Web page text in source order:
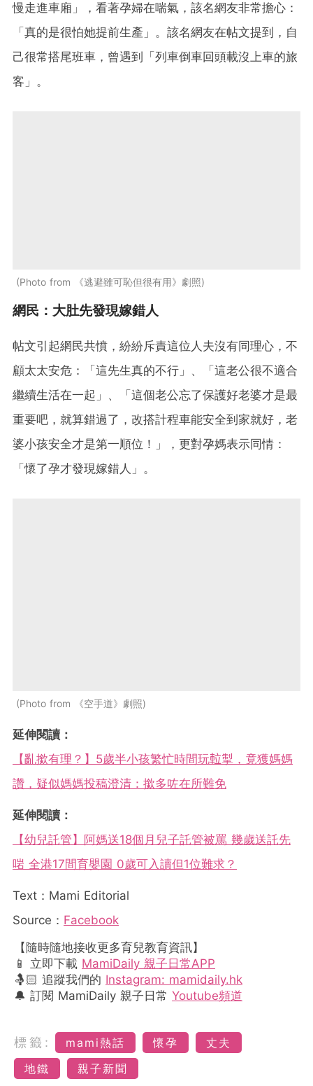
慢走進車廂」，看著孕婦在喘氣，該名網友非常擔心：
「真的是很怕她提前生產」。該名網友在帖文提到，自
己很常搭尾班車，曾遇到「列車倒車回頭載沒上車的旅
客」。
Photo from 《逃避雖可恥但很有用》劇照
網民：大肚先發現嫁錯人
帖文引起網民共憤，紛紛斥責這位人夫沒有同理心，不
顧太太安危：「這先生真的不行」、「這老公很不適合
繼續生活在一起」、「這個老公忘了保護好老婆才是最
重要吧，就算錯過了，改搭計程車能安全到家就好，老
婆小孩安全才是第一順位！」，更對孕媽表示同情：
「懷了孕才發現嫁錯人」。
Photo from 《空手道》劇照
延伸閱讀：
【亂撳有理？】5歲半小孩繁忙時間玩𨋢掣，竟獲媽媽
讚，疑似媽媽投稿澄清：撳多咗在所難免
延伸閱讀：
【幼兒託管】阿媽送18個月兒子託管被罵 幾歲送託先
啱 全港17間育嬰園 0歲可入讀但1位難求？
Text：Mami Editorial
Source： Facebook
【隨時隨地接收更多育兒教育資訊】
📱 立即下載 MamiDaily 親子日常APP
🤱🏻 追蹤我們的 Instagram: mamidaily.hk
🔔 訂閱 MamiDaily 親子日常 Youtube頻道
標籤: mami熱話 懷孕
丈夫
地鐵
親子新聞